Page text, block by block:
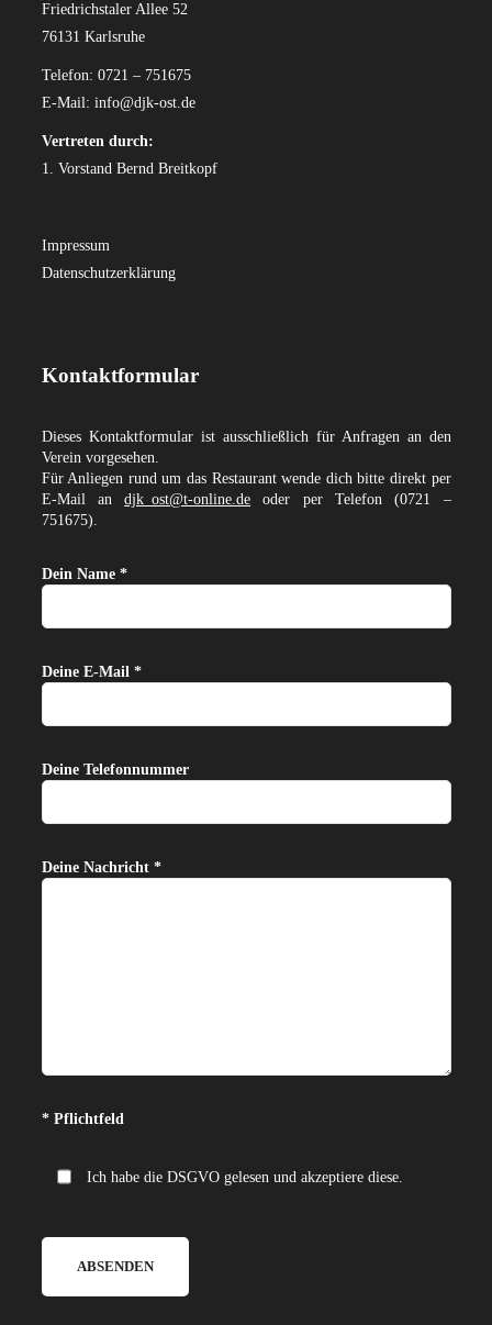
Friedrichstaler Allee 52
76131 Karlsruhe
Telefon: 0721 – 751675
E-Mail: info@djk-ost.de
Vertreten durch:
1. Vorstand Bernd Breitkopf
Impressum
Datenschutzerklärung
Kontaktformular
Dieses Kontaktformular ist ausschließlich für Anfragen an den
Verein vorgesehen.
Für Anliegen rund um das Restaurant wende dich bitte direkt per
E-Mail andjk_ost@t-online.de oder per Telefon (0721 –
751675).
Dein Name *
Deine E-Mail *
Deine Telefonnummer
Deine Nachricht *
Bitte lasse dieses Feld leer.
* Pflichtfeld
Ich habe die DSGVO gelesen und akzeptiere diese.